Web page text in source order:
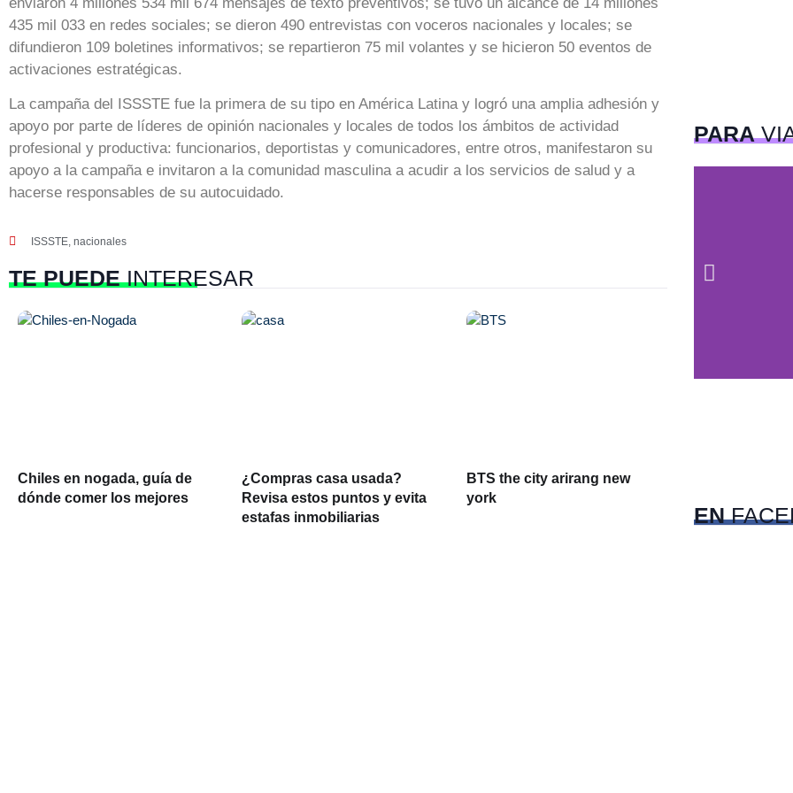
435 mil 033 en redes sociales; se dieron 490 entrevistas con voceros nacionales y locales; se
difundieron 109 boletines informativos; se repartieron 75 mil volantes y se hicieron 50 eventos de
activaciones estratégicas.
La campaña del ISSSTE fue la primera de su tipo en América Latina y logró una amplia adhesión y
apoyo por parte de líderes de opinión nacionales y locales de todos los ámbitos de actividad
profesional y productiva: funcionarios, deportistas y comunicadores, entre otros, manifestaron su
apoyo a la campaña e invitaron a la comunidad masculina a acudir a los servicios de salud y a
hacerse responsables de su autocuidado.
ISSSTE, nacionales
TE PUEDEINTERESAR
Chiles en nogada, guía de
dónde comer los mejores
¿Compras casa usada?
Revisa estos puntos y evita
estafas inmobiliarias
BTS the city arirang new
york
PARA
EN